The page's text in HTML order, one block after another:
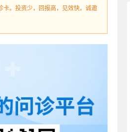
卡。投资少，回报高，见效快。诚邀